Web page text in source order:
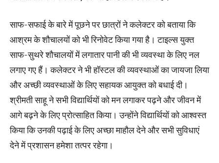
साफ-सफाई के बारे में पूछने पर छात्रों ने कलेक्टर को बताया कि
आश्रम के शौचालयों को भी रिनोवेट किया गया है। टाइल्स युक्त
साफ-सुथरे शौचालयों में लगातार पानी की भी व्यवस्था के लिए नल
लगाए गए हैं। कलेक्टर ने भी हॉस्टल की व्यवस्थाओं का जायजा लिया
और अच्छी व्यवस्थाओं के लिए सहायक आयुक्त को बधाई दी।
श्रीमती साहू ने सभी विद्यार्थियों को मन लगाकर पढ़ने और जीवन में
आगे बढ़ने के लिए प्रोत्साहित किया। उन्होंने विद्यार्थियों को आश्वस्त
किया कि उनकी पढ़ाई के लिए अच्छा माहौल देने और सभी सुविधाएं
देने में प्रशासन हमेशा तत्पर रहेगा।